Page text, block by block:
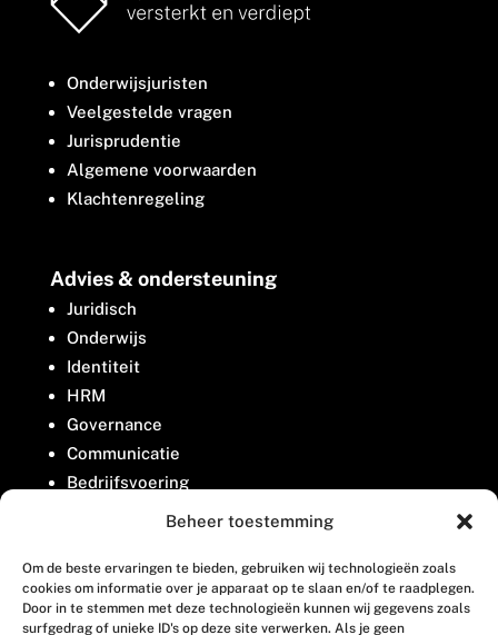
Beheer toestemming
Om de beste ervaringen te bieden, gebruiken wij technologieën zoals
cookies om informatie over je apparaat op te slaan en/of te raadplegen.
Door in te stemmen met deze technologieën kunnen wij gegevens zoals
surfgedrag of unieke ID's op deze site verwerken. Als je geen
Onderwijsjuristen
Veelgestelde vragen
Jurisprudentie
Algemene voorwaarden
Klachtenregeling
Advies & ondersteuning
Juridisch
Onderwijs
Identiteit
HRM
Governance
Communicatie
Bedrijfsvoering
Belangenbehartiging
Contact